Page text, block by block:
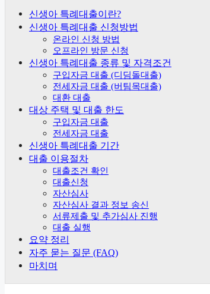
신생아 특례대출이란?
신생아 특례대출 신청방법
온라인 신청 방법
오프라인 방문 신청
신생아 특례대출 종류 및 자격조건
구입자금 대출 (디딤돌대출)
전세자금 대출 (버팀목대출)
대환 대출
대상 주택 및 대출 한도
구입자금 대출
전세자금 대출
신생아 특례대출 기간
대출 이용절차
대출조건 확인
대출신청
자산심사
자산심사 결과 정보 송신
서류제출 및 추가심사 진행
대출 실행
요약 정리
자주 묻는 질문 (FAQ)
마치며